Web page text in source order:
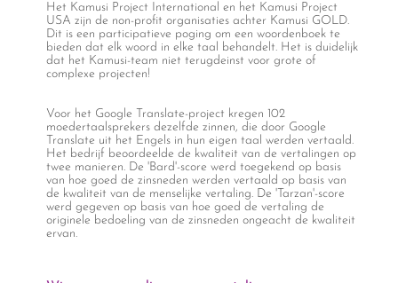
Het Kamusi Project International en het Kamusi Project
USA zijn de non-profit organisaties achter Kamusi GOLD.
Dit is een participatieve poging om een woordenboek te
bieden dat elk woord in elke taal behandelt. Het is duidelijk
dat het Kamusi-team niet terugdeinst voor grote of
complexe projecten!
Voor het Google Translate-project kregen 102
moedertaalsprekers dezelfde zinnen, die door Google
Translate uit het Engels in hun eigen taal werden vertaald.
Het bedrijf beoordeelde de kwaliteit van de vertalingen op
twee manieren. De 'Bard'-score werd toegekend op basis
van hoe goed de zinsneden werden vertaald op basis van
de kwaliteit van de menselijke vertaling. De 'Tarzan'-score
werd gegeven op basis van hoe goed de vertaling de
originele bedoeling van de zinsneden ongeacht de kwaliteit
ervan.